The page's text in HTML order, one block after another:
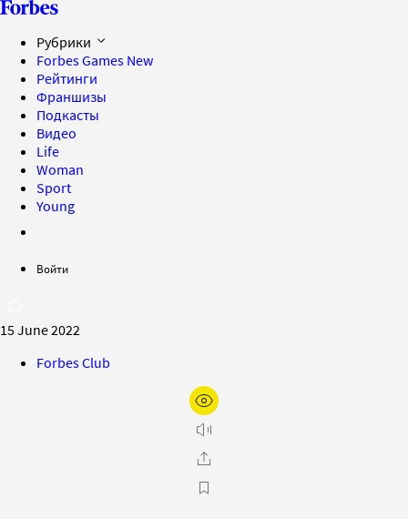
Рубрики
Forbes Games New
Рейтинги
Франшизы
Подкасты
Видео
Life
Woman
Sport
Young
Войти
15 June 2022
Forbes Club